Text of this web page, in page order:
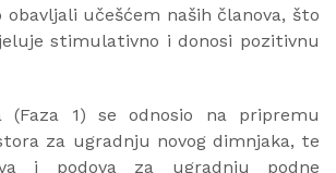
obavljali učešćem naših članova, što
stimulativno i donosi pozitivnu
(Faza 1) se odnosio na pripremu
za ugradnju novog dimnjaka, te
i podova za ugradnju podne